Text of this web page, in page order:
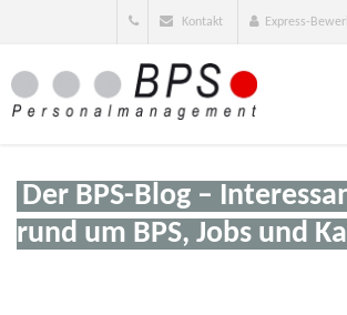
Kontakt Express-
Der BPS-Blog –
rund um BPS, Jobs und